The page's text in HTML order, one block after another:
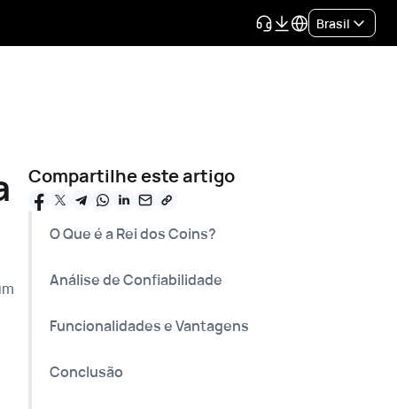
Brasil
Compartilhe este artigo
O Que é a Rei dos Coins?
Análise de Confiabilidade
Funcionalidades e Vantagens
Conclusão